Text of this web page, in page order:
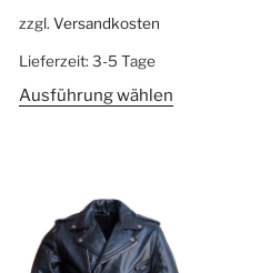
zzgl. Versandkosten
Lieferzeit: 3-5 Tage
Ausführung wählen